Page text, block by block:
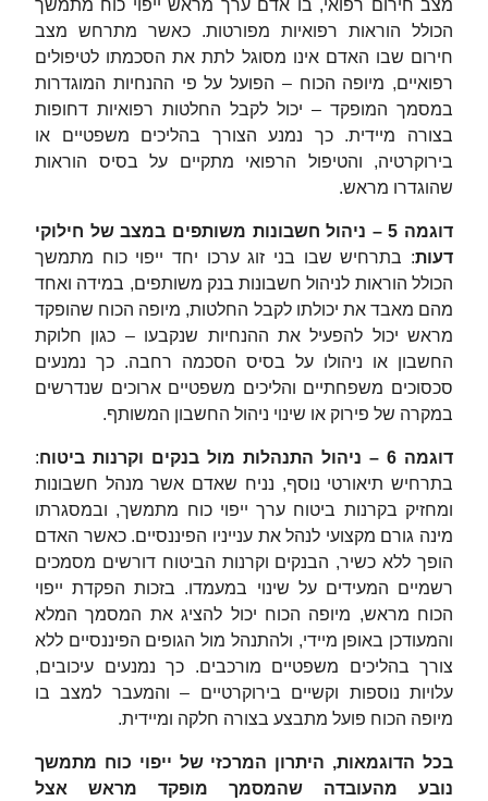
מצב חירום רפואי, בו אדם ערך מראש ייפוי כוח מתמשך
הכולל הוראות רפואיות מפורטות. כאשר מתרחש מצב
חירום שבו האדם אינו מסוגל לתת את הסכמתו לטיפולים
רפואיים, מיופה הכוח – הפועל על פי ההנחיות המוגדרות
במסמך המופקד – יכול לקבל החלטות רפואיות דחופות
בצורה מיידית. כך נמנע הצורך בהליכים משפטיים או
בירוקרטיה, והטיפול הרפואי מתקיים על בסיס הוראות
שהוגדרו מראש.
דוגמה 5 – ניהול חשבונות משותפים במצב של חילוקי
דעות: בתרחיש שבו בני זוג ערכו יחד ייפוי כוח מתמשך
הכולל הוראות לניהול חשבונות בנק משותפים, במידה ואחד
מהם מאבד את יכולתו לקבל החלטות, מיופה הכוח שהופקד
מראש יכול להפעיל את ההנחיות שנקבעו – כגון חלוקת
החשבון או ניהולו על בסיס הסכמה רחבה. כך נמנעים
סכסוכים משפחתיים והליכים משפטיים ארוכים שנדרשים
במקרה של פירוק או שינוי ניהול החשבון המשותף.
דוגמה 6 – ניהול התנהלות מול בנקים וקרנות ביטוח
:
בתרחיש תיאורטי נוסף, נניח שאדם אשר מנהל חשבונות
ומחזיק בקרנות ביטוח ערך ייפוי כוח מתמשך, ובמסגרתו
מינה גורם מקצועי לנהל את ענייניו הפיננסיים. כאשר האדם
הופך ללא כשיר, הבנקים וקרנות הביטוח דורשים מסמכים
רשמיים המעידים על שינוי במעמדו. בזכות הפקדת ייפוי
הכוח מראש, מיופה הכוח יכול להציג את המסמך המלא
והמעודכן באופן מיידי, ולהתנהל מול הגופים הפיננסיים ללא
צורך בהליכים משפטיים מורכבים. כך נמנעים עיכובים,
עלויות נוספות וקשיים בירוקרטיים – והמעבר למצב בו
מיופה הכוח פועל מתבצע בצורה חלקה ומיידית.
בכל הדוגמאות, היתרון המרכזי של ייפוי כוח מתמשך
נובע מהעובדה שהמסמך מופקד מראש אצל